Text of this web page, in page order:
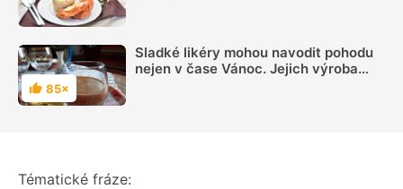
Hodnocení
85×
Sladké likéry mohou navodit pohodu
nejen v čase Vánoc. Jejich výroba
Tématické fráze: